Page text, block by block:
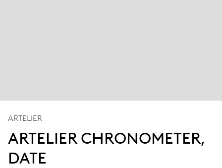
ARTELIER
ARTELIER CHRONOMETER,
DATE